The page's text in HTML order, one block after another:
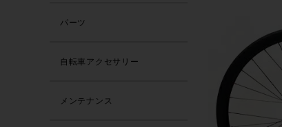
パーツ
自転車アクセサリー
メンテナンス